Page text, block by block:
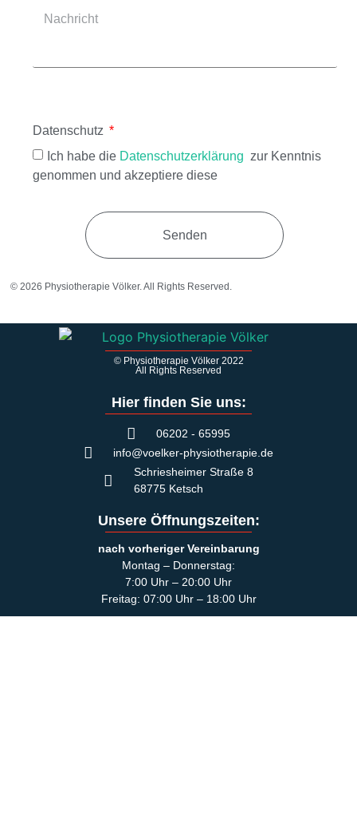
Datenschutz
Ich habe die Datenschutzerklärung zur Kenntnis
genommen und akzeptiere diese
Senden
© 2026 Physiotherapie Völker. All Rights Reserved.
© Physiotherapie Völker 2022
All Rights Reserved
Hier finden Sie uns:
06202 - 65995
info@voelker-physiotherapie.de
Schriesheimer Straße 8
68775 Ketsch
Unsere Öffnungszeiten:
nach vorheriger Vereinbarung
Montag – Donnerstag:
7:00 Uhr – 20:00 Uhr
Freitag: 07:00 Uhr – 18:00 Uhr